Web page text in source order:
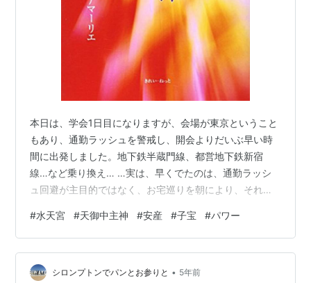
本日は、学会1日目になりますが、会場が東京ということ
もあり、通勤ラッシュを警戒し、開会よりだいぶ早い時
間に出発しました。地下鉄半蔵門線、都営地下鉄新宿
線…など乗り換え… …実は、早くでたのは、通勤ラッシ
ュ回避が主目的ではなく、お宅巡りを朝により、それか
お宅をお参りして気持ちを整えてから現場に…ですが…ち
ょっとそれに似たような行動です。 お邪魔させて頂いた
お宅は ・津軽稲荷神社 ・小網神社 ・茶ノ木神社 ・水天
宮 本日は、昨日の3社に加えて、最も有名な水天宮を巡
#水天宮 #天御中主神 #安産 #子宝 #パワー
シロンプトンでパンとお参りと • 5年前